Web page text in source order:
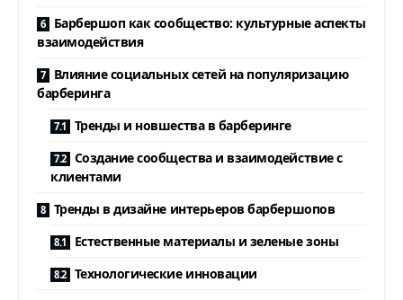
Барбершоп как сообщество: культурные аспекты
взаимодействия
Влияние социальных сетей на популяризацию
барберинга
Тренды и новшества в барберинге
Создание сообщества и взаимодействие с
клиентами
Тренды в дизайне интерьеров барбершопов
Естественные материалы и зеленые зоны
Технологические инновации